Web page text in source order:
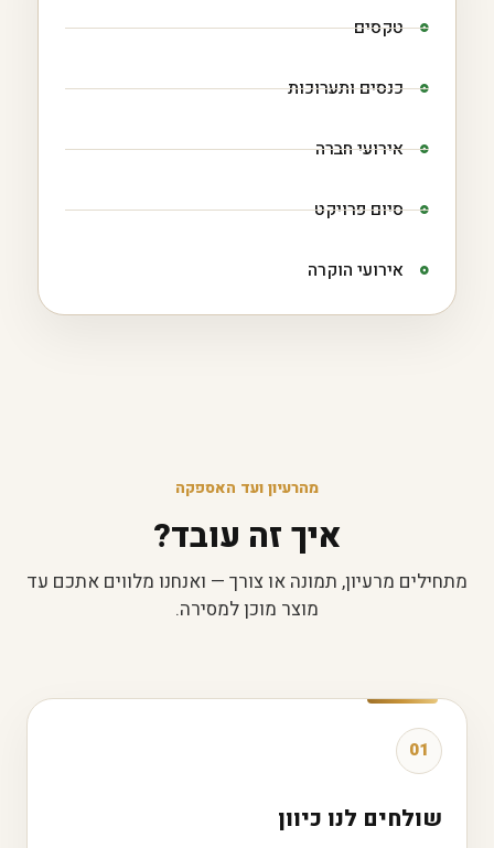
טקסים
כנסים ותערוכות
אירועי חברה
סיום פרויקט
אירועי הוקרה
מהרעיון ועד האספקה
איך זה עובד?
מתחילים מרעיון, תמונה או צורך — ואנחנו מלווים אתכם עד
מוצר מוכן למסירה.
01
שולחים לנו כיוון